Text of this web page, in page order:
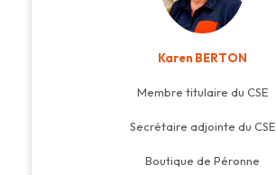
Karen BERTON
Membre titulaire du CSE
Secrétaire adjointe du CSE
Boutique de Péronne